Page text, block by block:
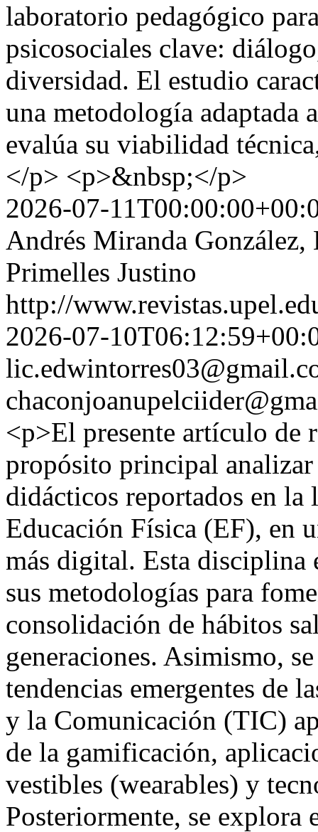
laboratorio pedagógico
psicosociales clave:
diversidad. El estudio
una metodología adaptada
evalúa su viabilidad
</p> <p>&nbsp;</p>
2026-07-
Andrés Miranda
Primelles Justino
http://
2026-07-
<p>El presente artículo de
propósito principal
didácticos reportados en
Educación Física (EF), en
más digital. Esta disciplina
sus metodologías para
consolidación de hábitos
generaciones. Asimismo,
tendencias emergentes de
y la Comunicación (TIC)
de la gamificación,
vestibles (wearables) y
Posteriormente, se